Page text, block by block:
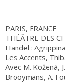
PARIS, FRANCE
THÉÂTRE DES
Händel :
Les Accents,
Avec M. Kožená,
Brooymans, A.